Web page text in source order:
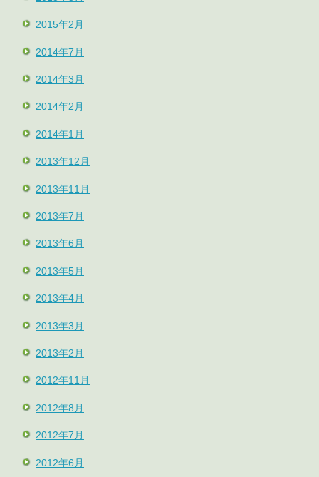
2015年2月
2014年7月
2014年3月
2014年2月
2014年1月
2013年12月
2013年11月
2013年7月
2013年6月
2013年5月
2013年4月
2013年3月
2013年2月
2012年11月
2012年8月
2012年7月
2012年6月